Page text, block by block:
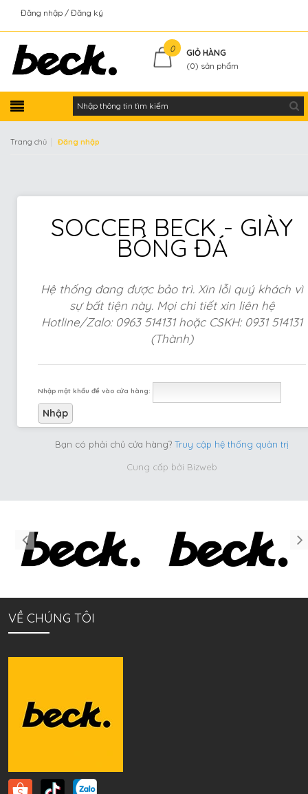
Đăng nhập Đăng ký
0
GIỎ HÀNG
(0) sản phẩm
Trang chủ Đăng nhập
SOCCER BECK - GIÀY
BÓNG ĐÁ
Hệ thống đang được bảo trì. Xin lỗi quý khách vì
sự bất tiện này. Mọi chi tiết xin liên hệ
Hotline/Zalo: 0963 514131 hoặc CSKH: 0931 514131
(Thành)
Nhập mật khẩu để vào cửa hàng:
Bạn có phải chủ cửa hàng? Truy cập hệ thống quản trị
Cung cấp bởi Bizweb
VỀ CHÚNG TÔI